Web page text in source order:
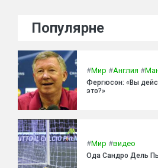
Популярне
#Мир #Англия #
Фергюсон: «Вы
это?»
#Мир #видео
Ода Сандро Дель